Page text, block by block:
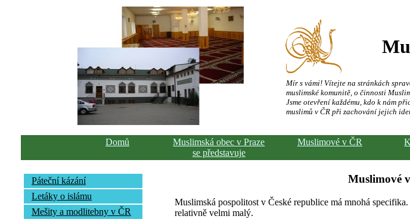
Mír s vámi! Vítejte na stránkách
muslimské komunitě, o činnosti
Jsme otevření každému, kdo k nám
muslimů v ČR při zachování jejich
Domů
Muslimská obec v Praze
se představuje
Muslimové v ČR
Páteční kázání
Letáky o islámu
Mešity a modlitebny v ČR
Muslimové
Muslimská pospolitost v České republice má mnohá
relativně velmi malý.